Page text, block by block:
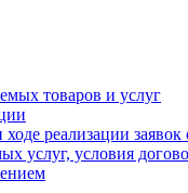
товаров и услуг
реализации
услуг, условия